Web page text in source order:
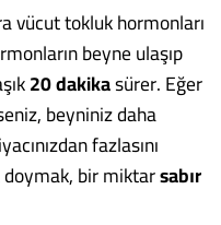
vücut tokluk hormonları
beyne ulaşıp
20 dakikasürer. Eğer
beyniniz daha
fazlasını
doymak, bir miktarsabır